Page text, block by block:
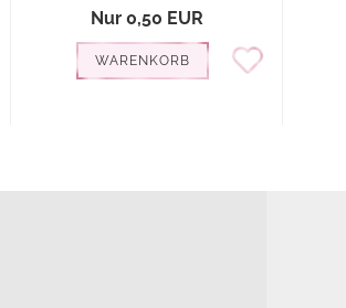
Nur 0,50 EUR
WARENKORB